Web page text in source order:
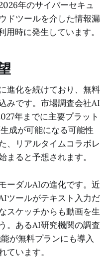
年のサイバーセキュ
ドツールを介した情報漏
時に発生しています。
進化を続けており、無料
みです。市場調査会社AI
年までに主要プラット
成が可能になる可能性
、リアルタイムコラボレ
まると予想されます。
ーダルAIの進化です。近
ツールがテキスト入力だ
スケッチからも動画を生
。あるAI研究機関の調査
が無料プランにも導入
ています。